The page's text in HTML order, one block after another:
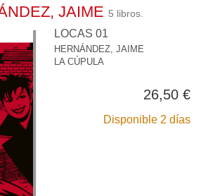
JAIME 5 libros.
LOCAS 01
HERNÁNDEZ, JAIME
LA CÚPULA
26,50 €
Disponible 2 días